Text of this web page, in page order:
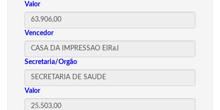
Valor
Vencedor
Secretaria/Orgão
Valor